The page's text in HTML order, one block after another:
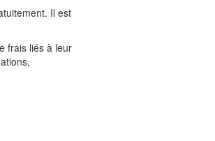
Il est
frais liés à leur